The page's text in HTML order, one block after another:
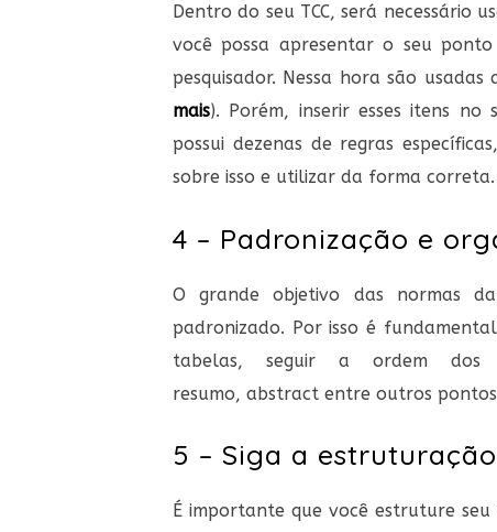
Dentro do seu TCC, será necessário
você possa apresentar o seu
pesquisador. Nessa hora são usadas
mais). Porém, inserir esses itens
possui dezenas de regras
sobre isso e utilizar da forma correta.
4 – Padronização e
O grande objetivo das normas
padronizado. Por isso é
tabelas, seguir a ordem
resumo, abstract entre outros
5 – Siga a
É importante que você estruture